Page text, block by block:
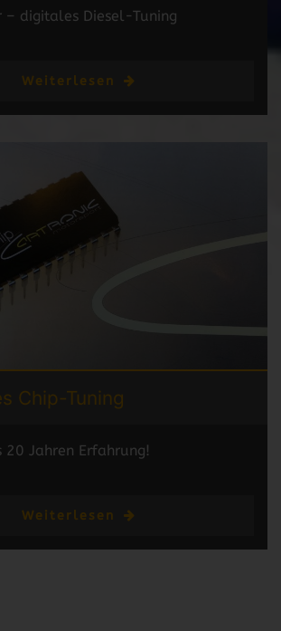
– digitales Diesel-Tuning
Weiterlesen
Chip-Tuning
Jahren Erfahrung!
Weiterlesen